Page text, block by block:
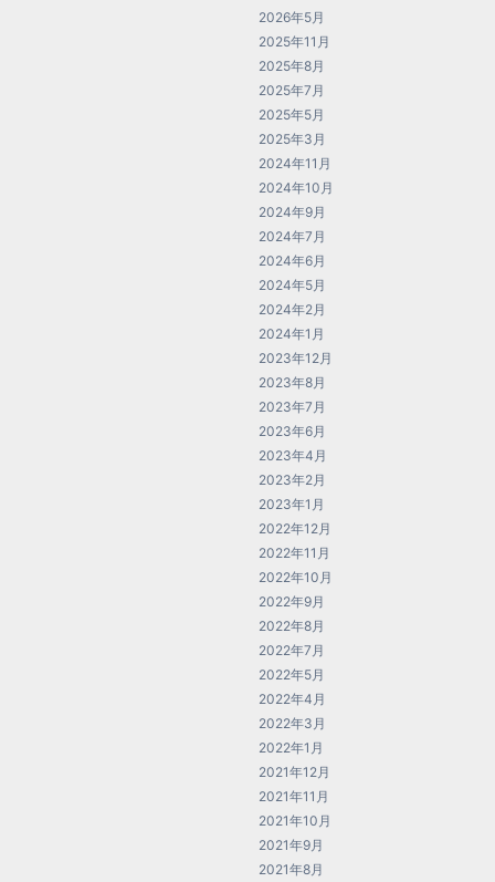
2026年5月
2025年11月
2025年8月
2025年7月
2025年5月
2025年3月
2024年11月
2024年10月
2024年9月
2024年7月
2024年6月
2024年5月
2024年2月
2024年1月
2023年12月
2023年8月
2023年7月
2023年6月
2023年4月
2023年2月
2023年1月
2022年12月
2022年11月
2022年10月
2022年9月
2022年8月
2022年7月
2022年5月
2022年4月
2022年3月
2022年1月
2021年12月
2021年11月
2021年10月
2021年9月
2021年8月